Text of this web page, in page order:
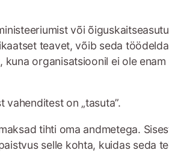
või
teavet, võib seda
organisatsioonil ei ole
on „tasuta”.
tihti oma andmetega.
selle kohta, kuidas seda